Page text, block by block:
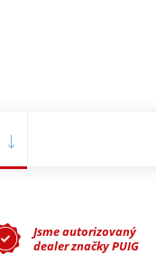
Jsme autorizovaný
dealer značky PUIG